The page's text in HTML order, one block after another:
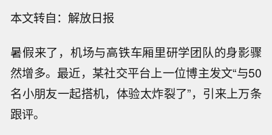
本文转自：解放日报
暑假来了，机场与高铁车厢里研学团队的身影骤
然增多。最近，某社交平台上一位博主发文“与50
名小朋友一起搭机，体验太炸裂了”，引来上万条
跟评。